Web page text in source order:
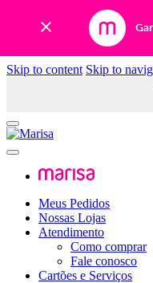
Skip to content Skip to
Meus Pedidos
Nossas Lojas
Atendimento
Como comprar
Fale conosco
Cartões e Serviços